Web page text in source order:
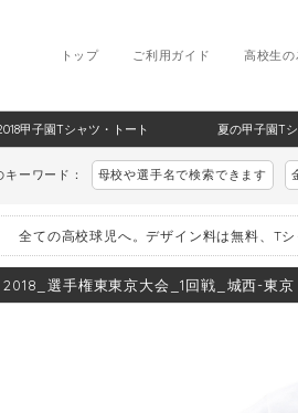
高校生
ご利用ガイド
トップ
甲子園Tシャツ・トート 夏の甲子園T
キーワード： 母校や選手名で検索できます
全ての高校球児へ。デザイン料は無料、T
2018_選手権東東京大会_1回戦_城西-東京